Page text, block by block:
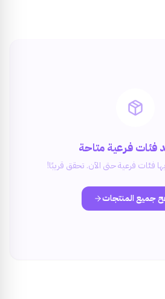
فئات فرعية متاحة
فئات فرعية حتى الآن. تحقق قريبًا!
جميع المنتجات